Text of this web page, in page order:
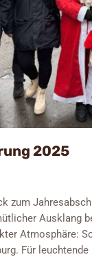
2025
zum
Ausklang
Atmosphäre:
Für